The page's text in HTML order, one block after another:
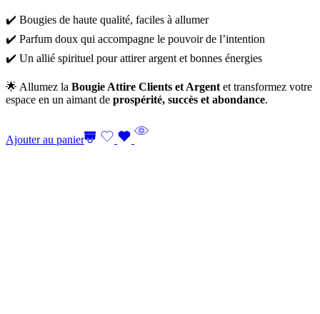
✔️ Bougies de haute qualité, faciles à allumer
✔️ Parfum doux qui accompagne le pouvoir de l’intention
✔️ Un allié spirituel pour attirer argent et bonnes énergies
🌟 Allumez la Bougie Attire Clients et Argent et transformez votre
espace en un aimant de prospérité, succès et abondance.
Ajouter au panier